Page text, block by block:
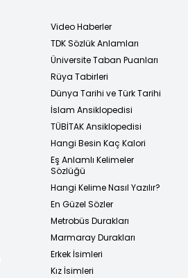
Video Haberler
TDK Sözlük Anlamları
Üniversite Taban Puanları
Rüya Tabirleri
Dünya Tarihi ve Türk Tarihi
İslam Ansiklopedisi
TÜBİTAK Ansiklopedisi
Hangi Besin Kaç Kalori
Eş Anlamlı Kelimeler
Sözlüğü
Hangi Kelime Nasıl Yazılır?
En Güzel Sözler
Metrobüs Durakları
Marmaray Durakları
Erkek İsimleri
Kız İsimleri